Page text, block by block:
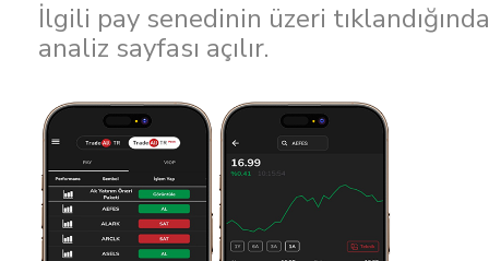
İlgili pay senedinin üzeri
analiz sayfası açılır.